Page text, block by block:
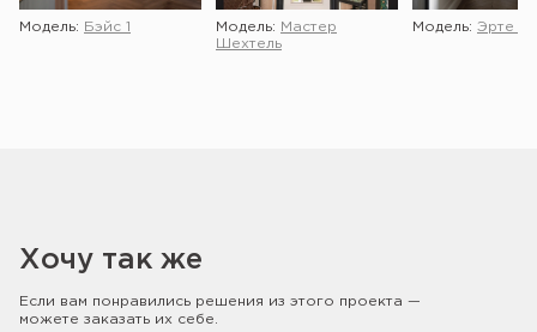
Модель: Бэйс 1 Модель:
Мастер
Шехтель
Модель: Эрте 2
Хочу так же
Если вам понравились решения из этого проекта —
можете заказать их себе.